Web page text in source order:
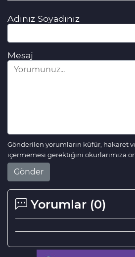
Adınız Soyadınız
Mesaj
Gönderilen yorumların küfür, hakaret
içermemesi gerektiğini okurlarımıza
Gönder
Yorumlar (0)